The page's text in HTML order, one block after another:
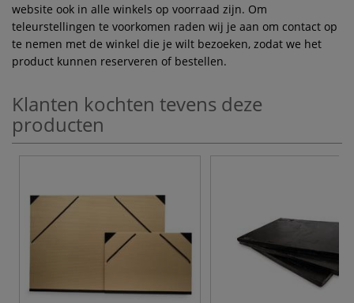
website ook in alle winkels op voorraad zijn. Om
teleurstellingen te voorkomen raden wij je aan om contact op
te nemen met de winkel die je wilt bezoeken, zodat we het
product kunnen reserveren of bestellen.
Klanten kochten tevens deze
producten